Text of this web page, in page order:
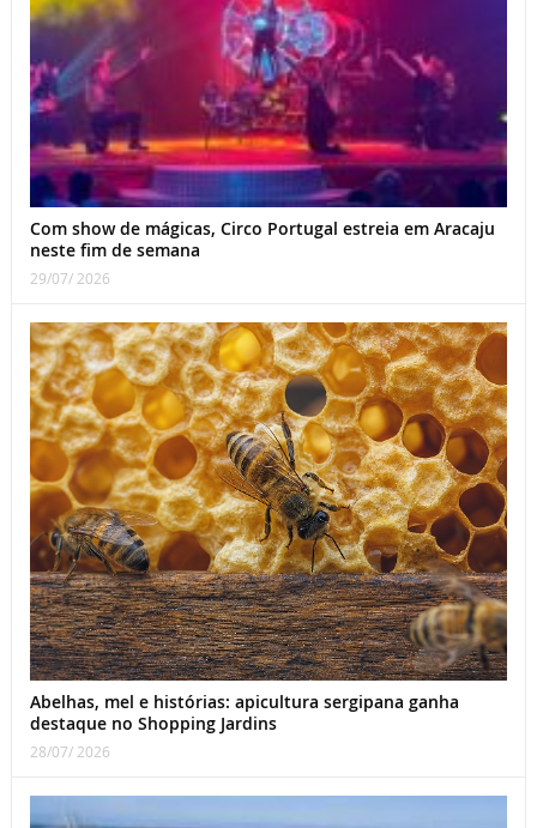
Com show de mágicas, Circo Portugal estreia em Aracaju
neste fim de semana
29/07/ 2026
Abelhas, mel e histórias: apicultura sergipana ganha
destaque no Shopping Jardins
28/07/ 2026